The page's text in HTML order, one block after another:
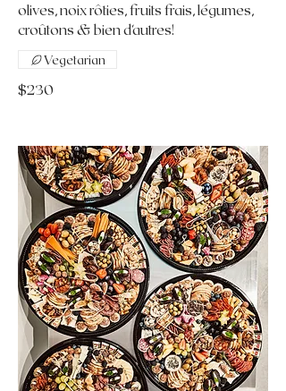
olives, noix rôties, fruits frais, légumes,
croûtons & bien d'autres!
$230
Vegetarian